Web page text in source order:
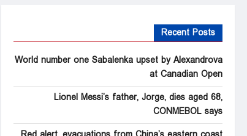
Recent Posts
World number one Sabalenka upset by Alexandrova
at Canadian Open
Lionel Messi’s father, Jorge, dies aged 68,
CONMEBOL says